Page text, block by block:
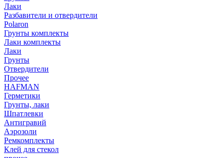
Лаки
Разбавители и отвердители
Polaron
Грунты комплекты
Лаки комплекты
Лаки
Грунты
Отвердители
Прочее
HAFMAN
Герметики
Грунты, лаки
Шпатлевки
Антигравий
Аэрозоли
Ремкомплекты
Клей для стекол